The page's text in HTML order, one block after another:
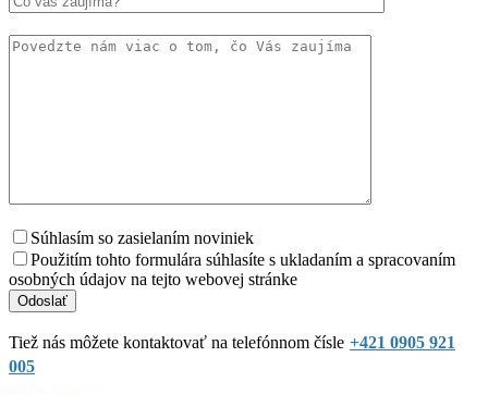
Súhlasím so zasielaním noviniek
Použitím tohto formulára súhlasíte s ukladaním a spracovaním
osobných údajov na tejto webovej stránke
Tiež nás môžete kontaktovať na telefónnom čísle +421 0905 921
005